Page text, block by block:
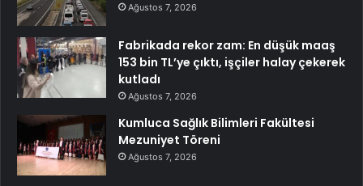
Ağustos 7, 2026
Fabrikada rekor zam: En düşük maaş
153 bin TL’ye çıktı, işçiler halay çekerek
kutladı
Ağustos 7, 2026
Kumluca Sağlık Bilimleri Fakültesi
Mezuniyet Töreni
Ağustos 7, 2026